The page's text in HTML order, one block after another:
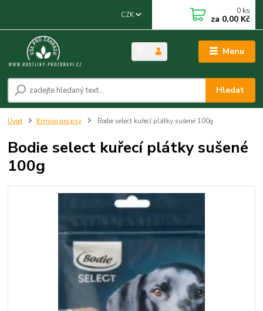
Menu
CZK
Hledat
0 ks
za 0,00 Kč
Úvod Krmivo pro psy Bodie select kuřecí plátky sušené 100g
Bodie select kuřecí plátky sušené
100g